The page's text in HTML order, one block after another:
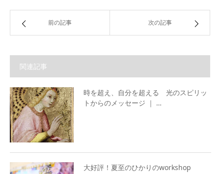
前の記事 次の記事
関連記事
時を超え、自分を超える 光のスピリッ
トからのメッセージ ｜ …
大好評！夏至のひかりのworkshop